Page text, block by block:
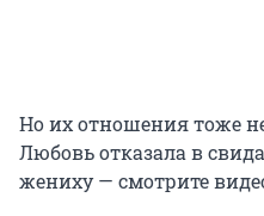
Но их отношения тоже
Любовь отказала в
жениху — смотрите